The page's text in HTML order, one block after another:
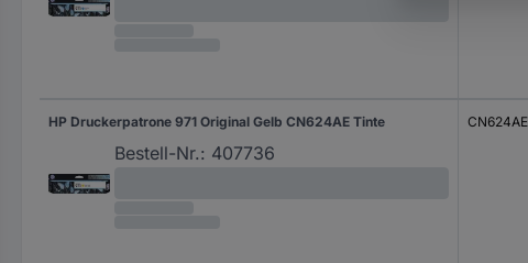
HP Druckerpatrone 971 Original Gelb CN624AE Tinte
Bestell-Nr.: 407736
CN624AE